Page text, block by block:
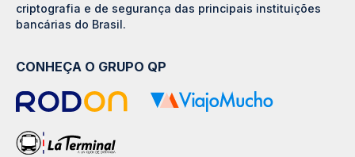
criptografia e de segurança das principais instituições
bancárias do Brasil.
CONHEÇA O GRUPO QP